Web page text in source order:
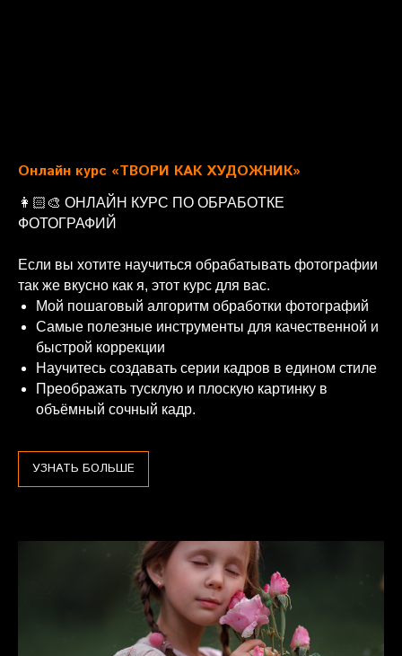
Онлайн курс «ТВОРИ КАК ХУДОЖНИК»
👩🏻‍🎨 ОНЛАЙН КУРС ПО ОБРАБОТКЕ
ФОТОГРАФИЙ
Если вы хотите научиться обрабатывать фотографии
так же вкусно как я, этот курс для вас.
Мой пошаговый алгоритм обработки фотографий
Самые полезные инструменты для качественной и
быстрой коррекции
Научитесь создавать серии кадров в едином стиле
Преображать тусклую и плоскую картинку в
объёмный сочный кадр.
УЗНАТЬ БОЛЬШЕ